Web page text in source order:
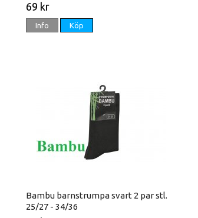
69 kr
Info Köp
Bambu barnstrumpa svart 2 par stl.
25/27 - 34/36